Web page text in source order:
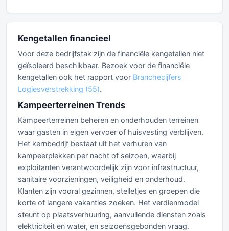
Kengetallen financieel
Voor deze bedrijfstak zijn de financiële kengetallen niet
geïsoleerd beschikbaar. Bezoek voor de financiële
kengetallen ook het rapport voor Branchecijfers
Logiesverstrekking (55).
Kampeerterreinen Trends
Kampeerterreinen beheren en onderhouden terreinen
waar gasten in eigen vervoer of huisvesting verblijven.
Het kernbedrijf bestaat uit het verhuren van
kampeerplekken per nacht of seizoen, waarbij
exploitanten verantwoordelijk zijn voor infrastructuur,
sanitaire voorzieningen, veiligheid en onderhoud.
Klanten zijn vooral gezinnen, stelletjes en groepen die
korte of langere vakanties zoeken. Het verdienmodel
steunt op plaatsverhuuring, aanvullende diensten zoals
elektriciteit en water, en seizoensgebonden vraag.